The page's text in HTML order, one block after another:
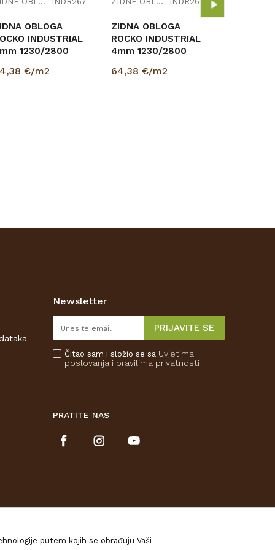
OBLOGA
INDUSTRIAL
1230/2800
€/m2
ZIDNA OBLOGA
ROCKO INDUSTRIAL
4mm 1230/2800
64,38 €/m2
Newsletter
PRIJAVITE SE
Čitao sam i složio se sa Uvjetima
poslovanja i pravilima privatnosti
PRATITE NAS
putem kojih se obrađuju Vaši